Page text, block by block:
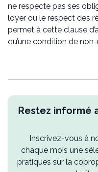
ne respecte pas ses
loyer ou le respect des
permet à cette clause
qu’une condition de
Restez informé
Inscrivez-vous à
chaque mois une
pratiques sur la